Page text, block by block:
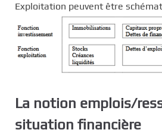
Exploitation peuvent être
La notion emplois/
situation financière